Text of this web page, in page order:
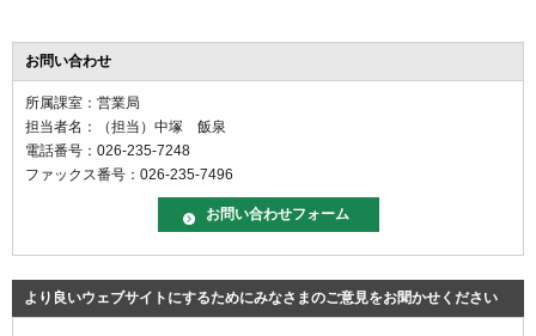
お問い合わせ
所属課室：営業局
担当者名：（担当）中塚 飯泉
電話番号：026-235-7248
ファックス番号：026-235-7496
より良いウェブサイトにするためにみなさまのご意見をお聞かせください